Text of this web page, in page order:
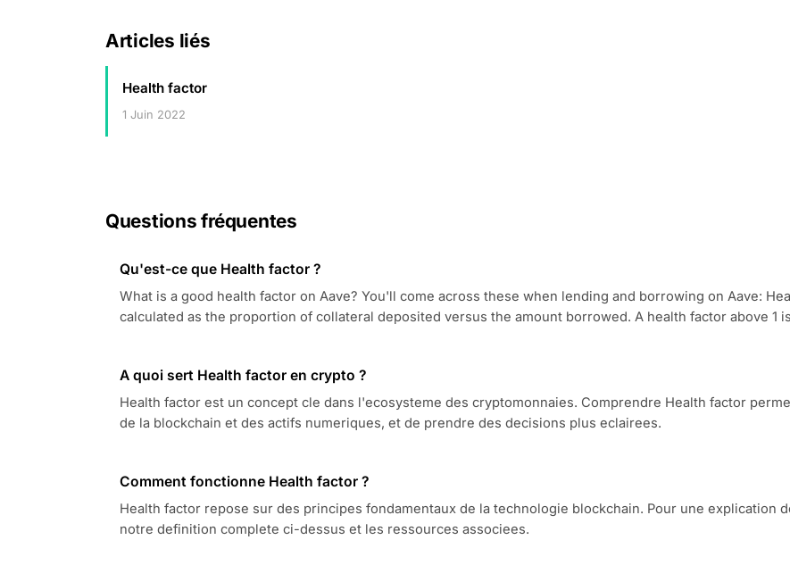
Articles liés
Health factor
1 Juin 2022
Questions fréquentes
Qu'est-ce que Health factor ?
What is a good health factor on Aave? You'll come across these when lending and borrowing on Aave:
calculated as the proportion of collateral deposited versus the amount borrowed. A health factor above 1
A quoi sert Health factor en crypto ?
Health factor est un concept cle dans l'ecosysteme des cryptomonnaies. Comprendre Health factor
de la blockchain et des actifs numeriques, et de prendre des decisions plus eclairees.
Comment fonctionne Health factor ?
Health factor repose sur des principes fondamentaux de la technologie blockchain. Pour une explication
notre definition complete ci-dessus et les ressources associees.